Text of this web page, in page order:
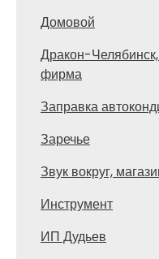
Домовой
Дракон-
фирма
Заправка
Заречье
Звук вокруг,
Инструмент
ИП Дудьев